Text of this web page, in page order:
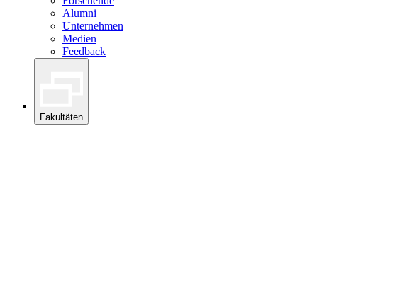
Alumni
Unternehmen
Medien
Feedback
Fakultäten